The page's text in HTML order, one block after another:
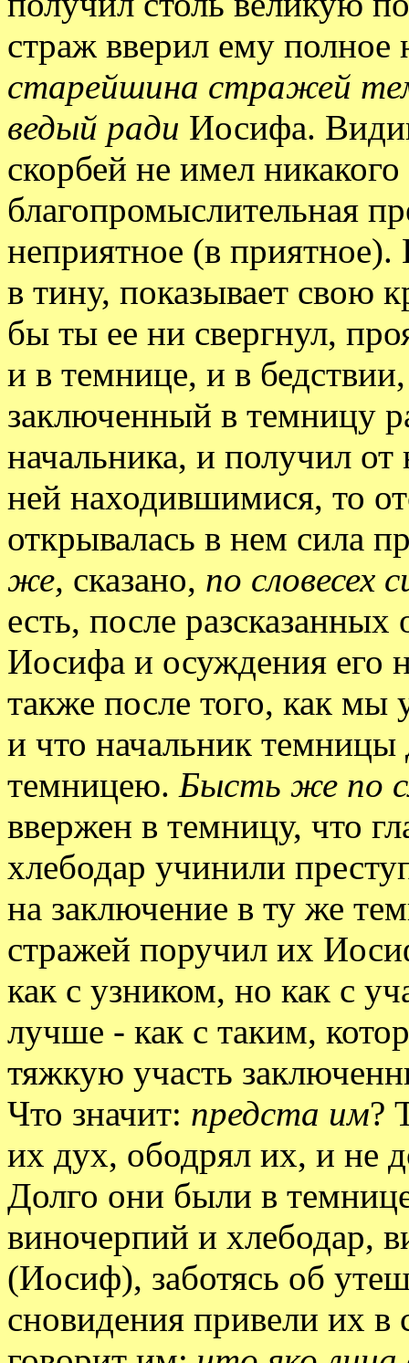
страж вверил ему
старейшина стражей
ведый ради Иосифа.
скорбей не имел никакого
благопромыслительная
неприятное (в
в тину, показывает свою
бы ты ее ни свергнул,
и в темнице, и в
заключенный в темницу
начальника, и получил от
ней находившимися, то
открывалась в нем сила
же, сказано, по словесех
есть, после разсказанных
Иосифа и осуждения его
также после того, как мы
и что начальник
темницею. Бысть же по
ввержен в темницу, что
хлебодар учинили
на заключение в ту же
стражей поручил их
как с узником, но как с
лучше - как с таким,
тяжкую участь
Что значит: предста им?
их дух, ободрял их, и не
Долго они были в
виночерпий и хлебодар,
(Иосиф), заботясь об
сновидения привели их